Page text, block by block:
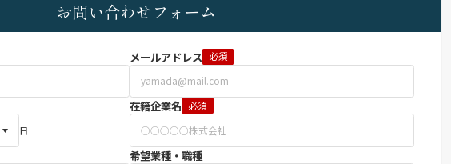
お問い合わせフォーム
メールアドレス 必須
日
在籍企業名 必須
希望業種・職種